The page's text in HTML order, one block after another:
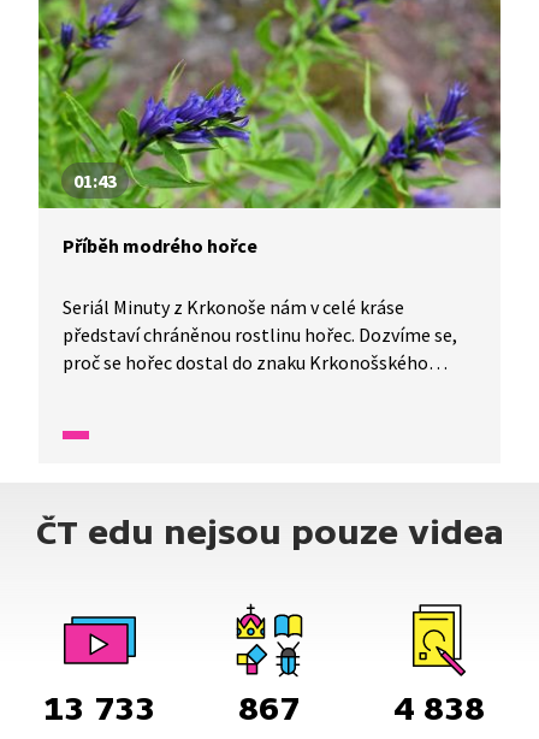
01:43
Příběh modrého hořce
Seriál Minuty z Krkonoše nám v celé kráse
představí chráněnou rostlinu hořec. Dozvíme se,
proč se hořec dostal do znaku Krkonošského
ČT edu nejsou pouze videa
13 733 867 4 838